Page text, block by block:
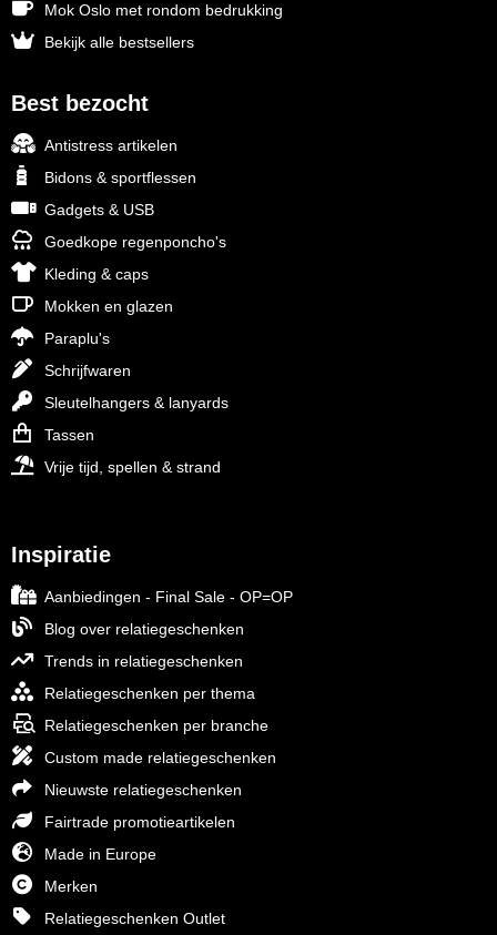
Mok Oslo met rondom bedrukking
Bekijk alle bestsellers
Best bezocht
Antistress artikelen
Bidons & sportflessen
Gadgets & USB
Goedkope regenponcho's
Kleding & caps
Mokken en glazen
Paraplu's
Schrijfwaren
Sleutelhangers & lanyards
Tassen
Vrije tijd, spellen & strand
Inspiratie
Aanbiedingen - Final Sale - OP=OP
Blog over relatiegeschenken
Trends in relatiegeschenken
Relatiegeschenken per thema
Relatiegeschenken per branche
Custom made relatiegeschenken
Nieuwste relatiegeschenken
Fairtrade promotieartikelen
Made in Europe
Merken
Relatiegeschenken Outlet